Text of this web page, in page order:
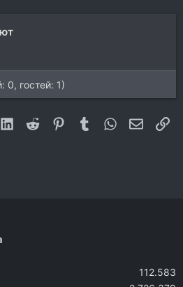
0, гостей: 1)
(Twitter)
LinkedIn
Reddit Pinterest
Tumblr WhatsApp
112.583